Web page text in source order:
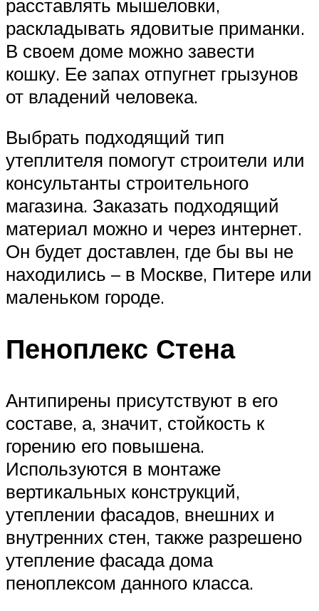
расставлять мышеловки,
раскладывать ядовитые приманки.
В своем доме можно завести
кошку. Ее запах отпугнет грызунов
от владений человека.
Выбрать подходящий тип
утеплителя помогут строители или
консультанты строительного
магазина. Заказать подходящий
материал можно и через интернет.
Он будет доставлен, где бы вы не
находились – в Москве, Питере или
маленьком городе.
Пеноплекс Стена
Антипирены присутствуют в его
составе, а, значит, стойкость к
горению его повышена.
Используются в монтаже
вертикальных конструкций,
утеплении фасадов, внешних и
внутренних стен, также разрешено
утепление фасада дома
пеноплексом данного класса.